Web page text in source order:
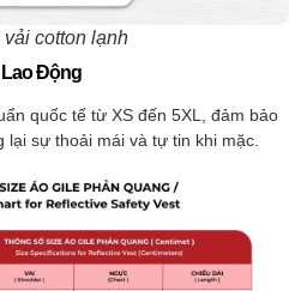
cotton lạnh
Động
quốc tế từ XS đến 5XL, đảm bảo
sự thoải mái và tự tin khi mặc.